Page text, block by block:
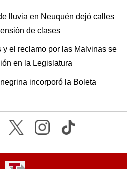
lluvia en Neuquén dejó calles
de clases
y el reclamo por las Malvinas se
en la Legislatura
incorporó la Boleta